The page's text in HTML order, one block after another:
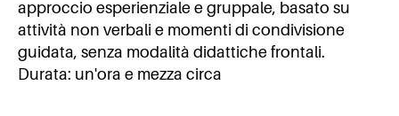
approccio esperienziale e gruppale, basato su
attività non verbali e momenti di condivisione
guidata, senza modalità didattiche frontali.
Durata: un'ora e mezza circa